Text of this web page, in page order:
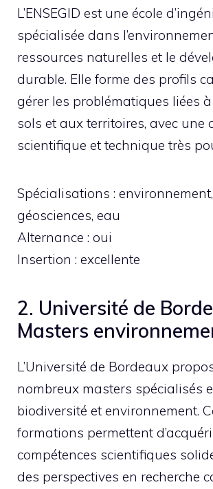
L’ENSEGID est une école
spécialisée dans
ressources naturelles et le
durable. Elle forme des profils
gérer les problématiques liées à
sols et aux territoires, avec une
scientifique et technique très
Spécialisations : environnement,
géosciences, eau
Alternance : oui
Insertion : excellente
2. Université de
Masters
L’Université de Bordeaux
nombreux masters spécialisés
biodiversité et environnement.
formations permettent
compétences scientifiques
des perspectives en recherche